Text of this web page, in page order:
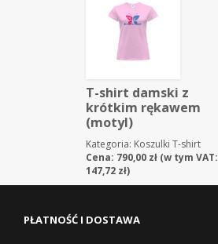
T-shirt damski z
krótkim rękawem
(motyl)
Kategoria: Koszulki T-shirt
Cena: 790,00 zł (w tym VAT:
147,72 zł)
PŁATNOŚĆ I DOSTAWA